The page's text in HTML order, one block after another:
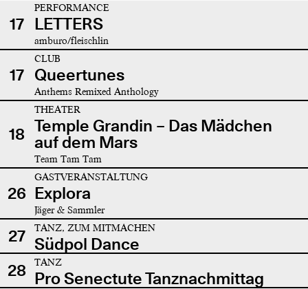
17
PERFORMANCE
LETTERS
amburo/fleischlin
17
CLUB
Queertunes
Anthems Remixed Anthology
18
THEATER
Temple Grandin – Das Mädchen
auf dem Mars
Team Tam Tam
26
GASTVERANSTALTUNG
Explora
Jäger & Sammler
27 TANZ, ZUM MITMACHEN
Südpol Dance
28
TANZ
Pro Senectute Tanznachmittag